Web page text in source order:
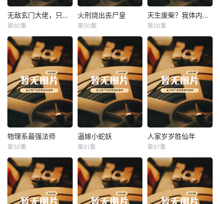
无敌玄门大佬，只听姐姐的话 无敌玄门大佬，只听姐姐的话
第60集
火刑烧出丧尸皇
火刑烧出丧尸皇
第50集
天生废柴？我体内有神血 天生废柴？我体内有神血
第50集
物理系最强法师
物理系最强法师
第50集
逼嫁小蛇妖
逼嫁小蛇妖
第61集
人家岁岁胜仙年
人家岁岁胜仙年
第67集